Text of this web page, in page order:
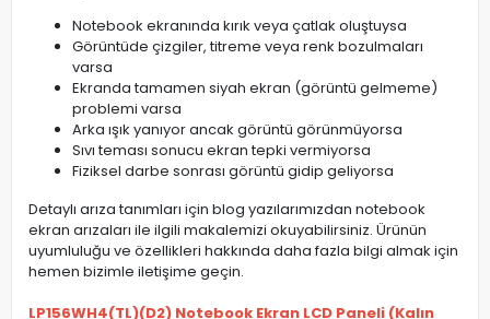
Notebook ekranında kırık veya çatlak oluştuysa
Görüntüde çizgiler, titreme veya renk bozulmaları
varsa
Ekranda tamamen siyah ekran (görüntü gelmeme)
problemi varsa
Arka ışık yanıyor ancak görüntü görünmüyorsa
Sıvı teması sonucu ekran tepki vermiyorsa
Fiziksel darbe sonrası görüntü gidip geliyorsa
Detaylı arıza tanımları için blog yazılarımızdan notebook
ekran arızaları ile ilgili makalemizi okuyabilirsiniz. Ürünün
uyumluluğu ve özellikleri hakkında daha fazla bilgi almak için
hemen bizimle iletişime geçin.
LP156WH4(TL)(D2) Notebook Ekran LCD Paneli (Kalın